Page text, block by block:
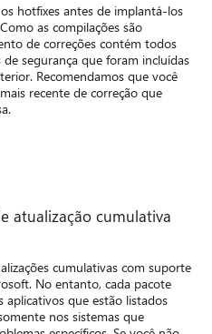
hotfixes antes de implantá-los
as compilações são
de correções contém todos
segurança que foram incluídas
Recomendamos que você
recente de correção que
atualização cumulativa
cumulativas com suporte
No entanto, cada pacote
que estão listados
nos sistemas que